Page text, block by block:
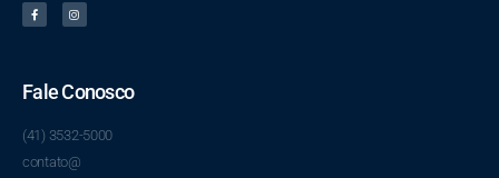
Fale Conosco
(41) 3532-5000
contato@